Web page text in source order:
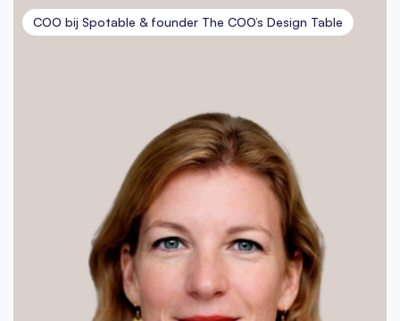
COO bij Spotable & founder The COO’s Design Table